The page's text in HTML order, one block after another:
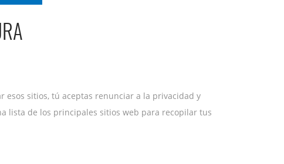
esos sitios, tú aceptas renunciar a la privacidad y
lista de los principales sitios web para recopilar tus